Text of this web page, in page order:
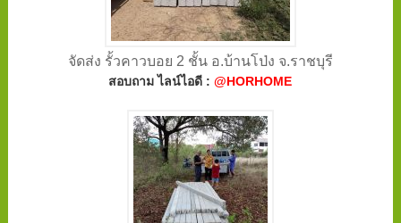
จัดส่ง รั้วคาวบอย 2 ชั้น อ.บ้านโป่ง จ.ราชบุรี
สอบถาม ไลน์ไอดี :@HORHOME